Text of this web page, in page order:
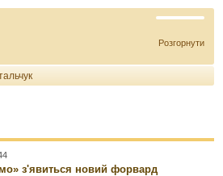
Розгорнути
з'явиться новий форвард